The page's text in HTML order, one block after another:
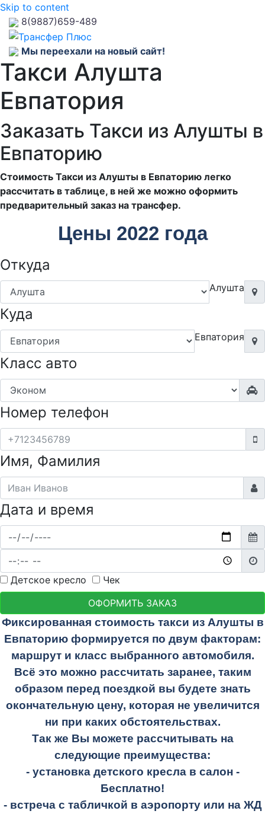
Skip to content
8(9887)659-489
Мы переехали на новый сайт!
Такси Алушта
Евпатория
Заказать Такси из Алушты в
Евпаторию
Стоимость Такси из Алушты в Евпаторию легко
рассчитать в таблице, в ней же можно оформить
предварительный заказ на трансфер.
Цены 2022 года
Откуда
Алушта
Куда
Евпатория
Класс авто
Номер телефон
Имя, Фамилия
Дата и время
Детское кресло
Чек
ОФОРМИТЬ ЗАКАЗ
Фиксированная стоимость такси из Алушты в
Евпаторию формируется по двум факторам:
маршрут и класс выбранного автомобиля.
Всё это можно рассчитать заранее, таким
образом перед поездкой вы будете знать
окончательную цену, которая не увеличится
ни при каких обстоятельствах.
Так же Вы можете рассчитывать на
следующие преимущества:
- установка детского кресла в салон -
Бесплатно!
- встреча с табличкой в аэропорту или на ЖД